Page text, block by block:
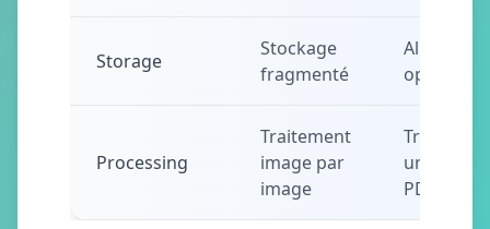
Storage
Stockage
fragmenté
Allocation
optimisée
Processing
Traitement
image par
image
unifié en
PDF